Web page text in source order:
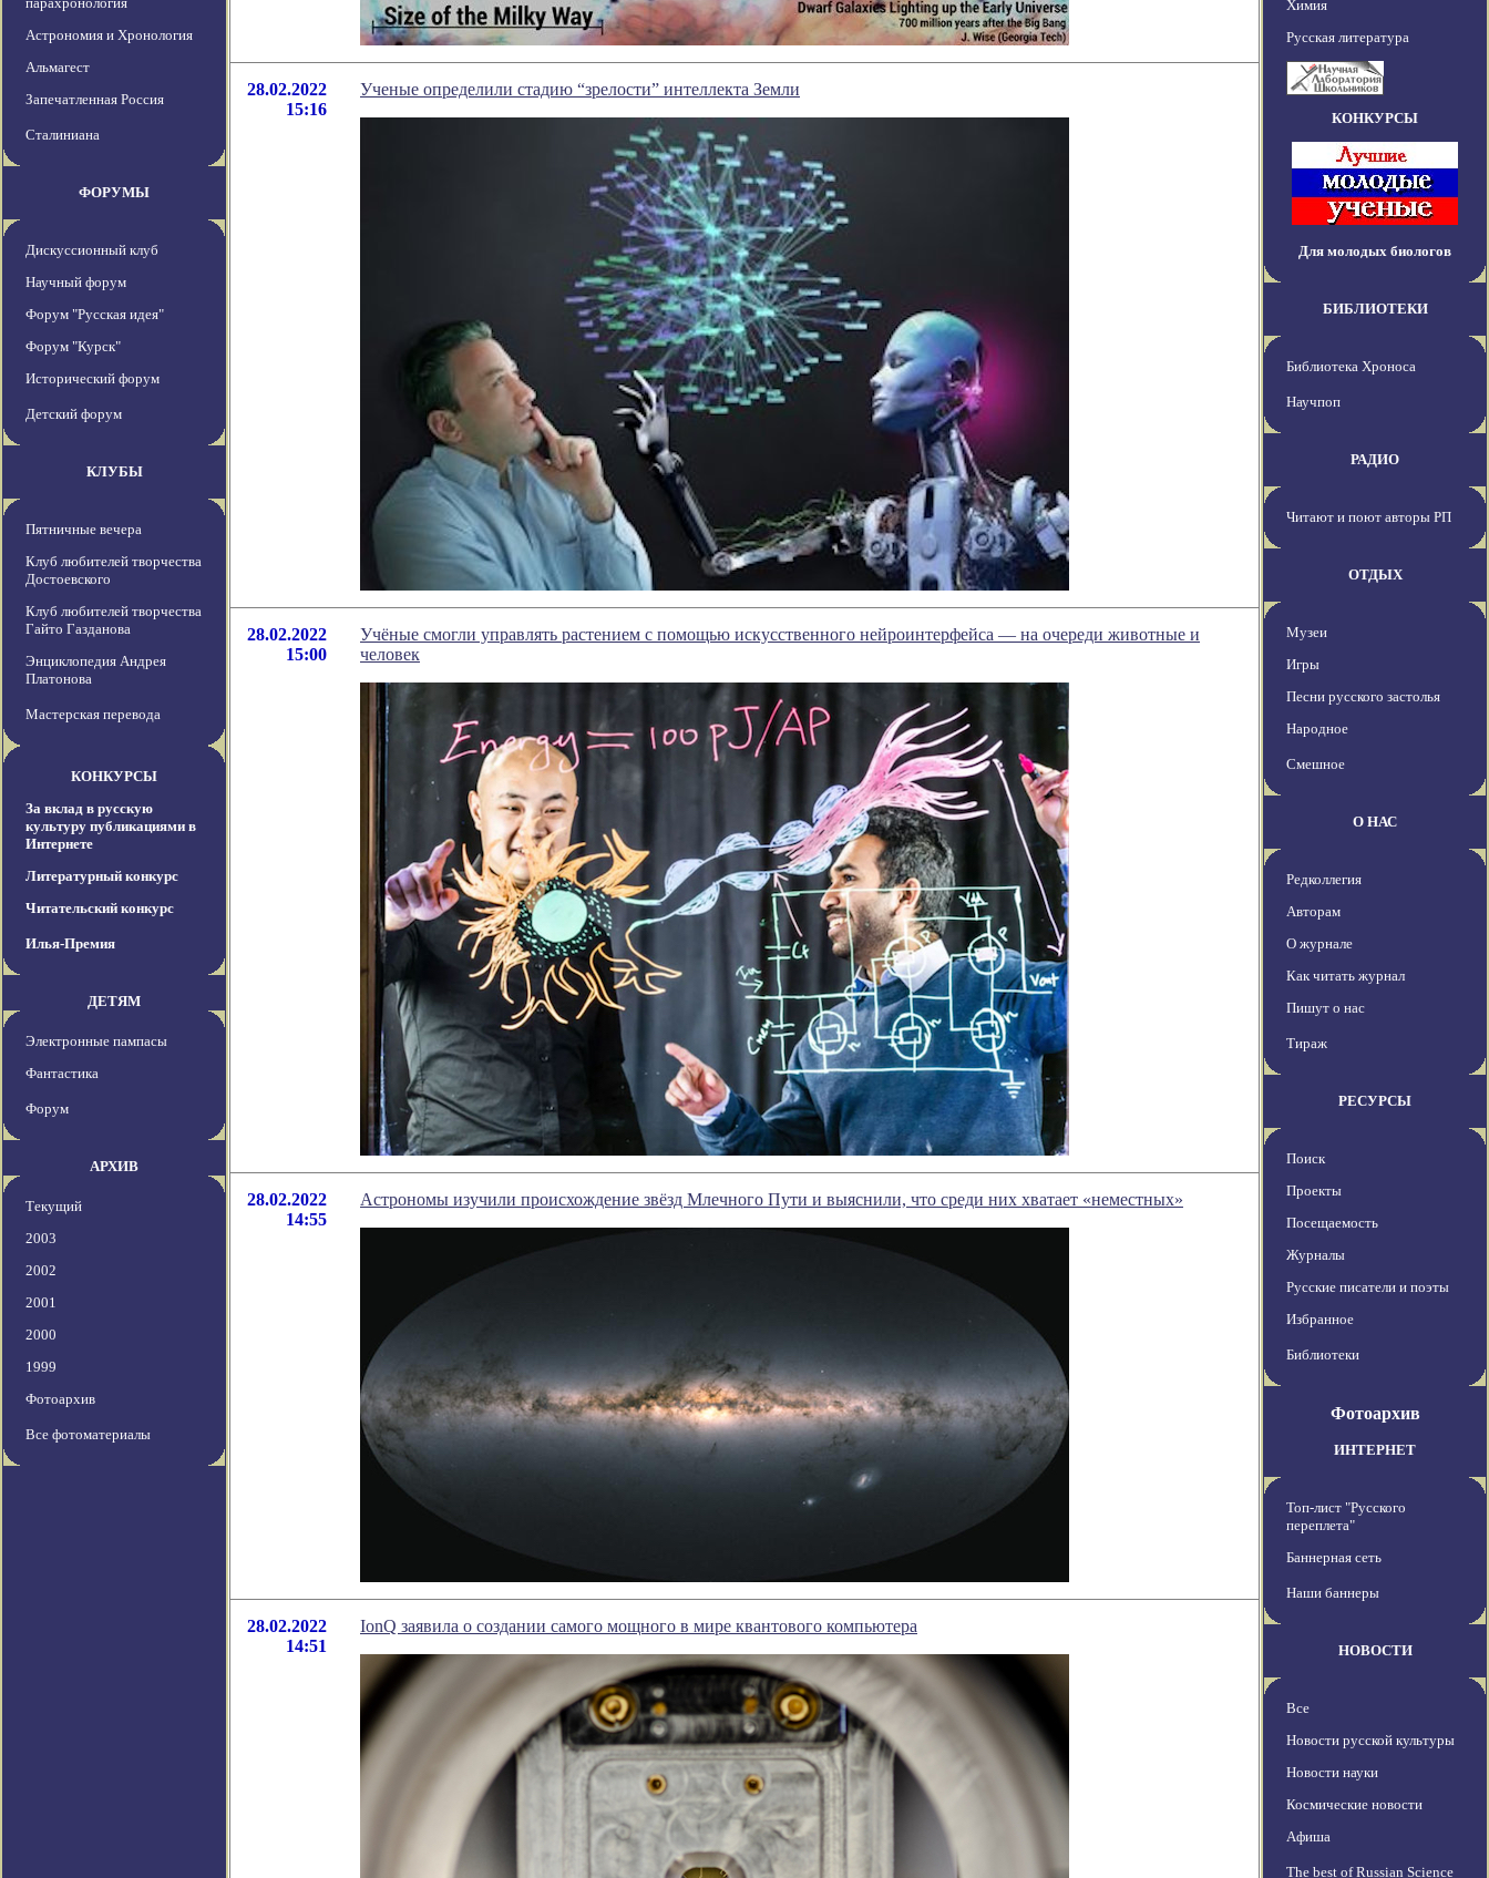
Астрономия и Хронология
Альмагест
Запечатленная Россия
Сталиниана
ФОРУМЫ
Дискуссионный клуб
Научный форум
Форум "Русская идея"
Форум "Курск"
Исторический форум
Детский форум
КЛУБЫ
Пятничные вечера
Клуб любителей творчества
Достоевского
Клуб любителей творчества
Гайто Газданова
Энциклопедия Андрея
Платонова
Мастерская перевода
КОНКУРСЫ
За вклад в русскую
культуру публикациями в
Интернете
Литературный конкурс
Читательский конкурс
Илья-Премия
ДЕТЯМ
Электронные пампасы
Фантастика
Форум
АРХИВ
Текущий
2003
2002
2001
2000
1999
Фотоархив
Все фотоматериалы
28.02.2022
15:16
Ученые определили стадию “зрелости” интеллекта Земли
28.02.2022
15:00
Учёные смогли управлять растением с помощью искусственного нейроинтерфейса — на очереди животные и
человек
28.02.2022
14:55
Астрономы изучили происхождение звёзд Млечного Пути и выяснили, что среди них хватает «неместных»
28.02.2022
14:51
IonQ заявила о создании самого мощного в мире квантового компьютера
Химия
Русская литература
КОНКУРСЫ
Для молодых биологов
БИБЛИОТЕКИ
Библиотека Хроноса
Научпоп
РАДИО
Читают и поют авторы РП
ОТДЫХ
Музеи
Игры
Песни русского застолья
Народное
Смешное
О НАС
Редколлегия
Авторам
О журнале
Как читать журнал
Пишут о нас
Тираж
РЕСУРСЫ
Поиск
Проекты
Посещаемость
Журналы
Русские писатели и поэты
Избранное
Библиотеки
Фотоархив
ИНТЕРНЕТ
Топ-лист "Русского
переплета"
Баннерная сеть
Наши баннеры
НОВОСТИ
Все
Новости русской культуры
Новости науки
Космические новости
Афиша
The best of Russian Science